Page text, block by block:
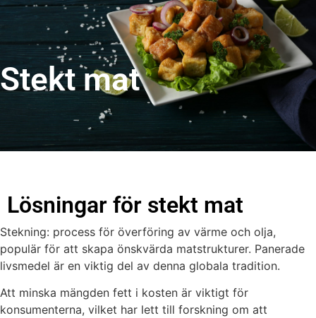
Stekt mat
Lösningar för stekt mat
Stekning: process för överföring av värme och olja,
populär för att skapa önskvärda matstrukturer. Panerade
livsmedel är en viktig del av denna globala tradition.
Att minska mängden fett i kosten är viktigt för
konsumenterna, vilket har lett till forskning om att